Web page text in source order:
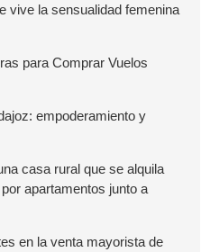
vive la sensualidad femenina
para Comprar Vuelos
empoderamiento y
casa rural que se alquila
apartamentos junto a
en la venta mayorista de